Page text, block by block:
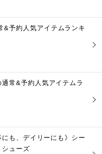
&予約人気アイテムランキ
常&予約人気アイテムラ
も、デイリーにも》シー
シューズ